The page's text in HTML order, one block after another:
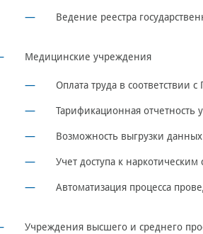
Ведение реестра
Медицинские учреждения
Оплата труда в соответствии
Тарификационная
Возможность выгрузки
Учет доступа к наркотическим
Автоматизация процесса
Учреждения высшего и среднего